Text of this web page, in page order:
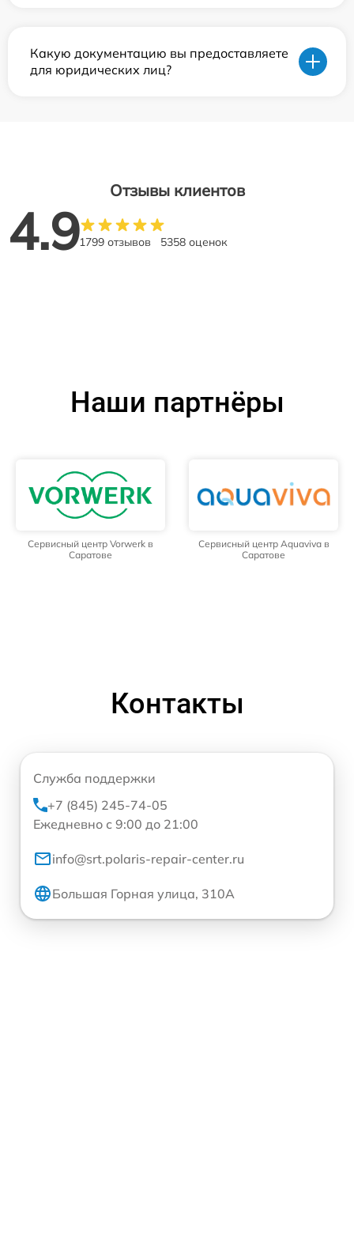
Какую документацию вы предоставляете
для юридических лиц?
Отзывы клиентов
4.91799 отзывов 5358 оценок
Наши партнёры
Сервисный центр Vorwerk в
Саратове
Сервисный центр Aquaviva в
Саратове
Контакты
Служба поддержки
+7 (845) 245-74-05
Ежедневно с 9:00 до 21:00
info@srt.polaris-repair-center.ru
Большая Горная улица, 310А